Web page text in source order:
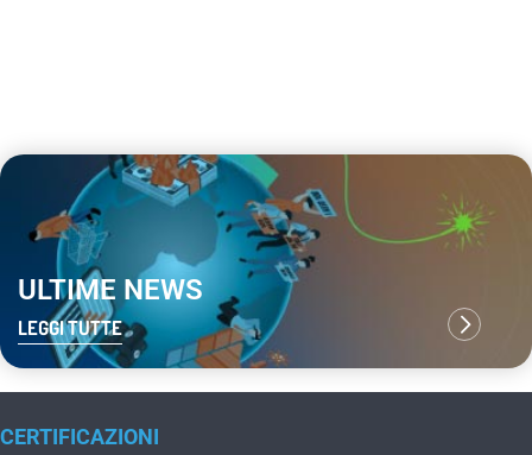
ULTIME NEWS
LEGGI TUTTE
CERTIFICAZIONI